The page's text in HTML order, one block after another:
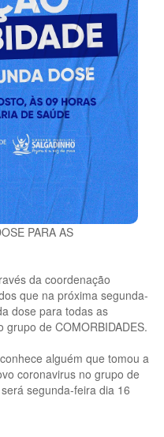
PARA AS
da coordenação
que na próxima segunda-
dose para todas as
de COMORBIDADES.
alguém que tomou a
coronavirus no grupo de
segunda-feira dia 16